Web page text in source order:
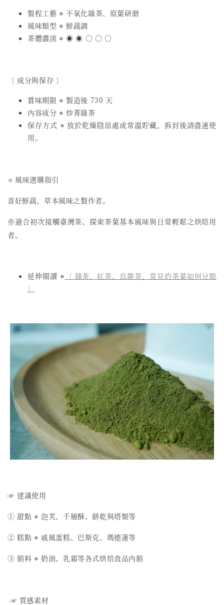
製程工藝 ⋄ 不氧化綠茶、原葉研磨
風味類型 ⋄ 鮮蔬調
茶體濃淡 ⋄ ◉ ◉ ○ ○ ○
〔 成分與保存 〕
賞味期限 ⋄ 製造後 730 天
內容成分 ⋄ 炒菁綠茶
保存方式 ⋄ 放於乾燥陰涼處或常溫貯藏，拆封後請盡速使
用。
⟢ 風味選購指引
喜好鮮蔬、草本風味之製作者。
亦適合初次接觸臺灣茶、探索茶葉基本風味與日常輕鬆之烘焙用
者。
延伸閱讀 ⋄ 〔 綠茶、紅茶、烏龍茶，常見的茶葉如何分類
〕
☞ 建議使用
① 甜點 ⋄ 泡芙、千層酥、餅乾與塔類等
② 糕點 ⋄ 戚風蛋糕、巴斯克、瑪德蓮等
③ 餡料 ⋄ 奶油、乳霜等各式烘焙食品内餡
☞ 質感素材